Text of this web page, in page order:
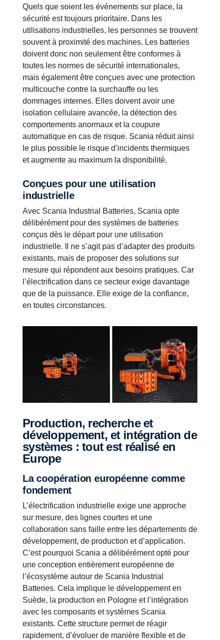
Quels que soient les événements sur place, la
sécurité est toujours prioritaire. Dans les
utilisations industrielles, les personnes se trouvent
souvent à proximité des machines. Les batteries
doivent donc non seulement être conformes à
toutes les normes de sécurité internationales,
mais également être conçues avec une protection
multicouche contre la surchauffe ou les
dommages internes. Elles doivent avoir une
isolation cellulaire avancée, la détection des
comportements anormaux et la coupure
automatique en cas de risque. Scania réduit ainsi
le plus possible le risque d’incidents thermiques
et augmente au maximum la disponibilité.
Conçues pour une utilisation
industrielle
Avec Scania Industrial Batteries, Scania opte
délibérément pour des systèmes de batteries
conçus dès le départ pour une utilisation
industrielle. Il ne s’agit pas d’adapter des produits
existants, mais de proposer des solutions sur
mesure qui répondent aux besoins pratiques. Car
l’électrification dans ce secteur exige davantage
que de la puissance. Elle exige de la confiance,
en toutes circonstances.
Production, recherche et
développement, et intégration de
systèmes : tout est réalisé en
Europe
La coopération européenne comme
fondement
L’électrification industrielle exige une approche
sur mesure, des lignes courtes et une
collaboration sans faille entre les départements de
développement, de production et d’application.
C’est pourquoi Scania a délibérément opté pour
une conception entièrement européenne de
l’écosystème autour de Scania Industrial
Batteries. Cela implique le développement en
Suède, la production en Pologne et l’intégration
avec les composants et systèmes Scania
existants. Cette structure permet de réagir
rapidement, d’évoluer de manière flexible et de